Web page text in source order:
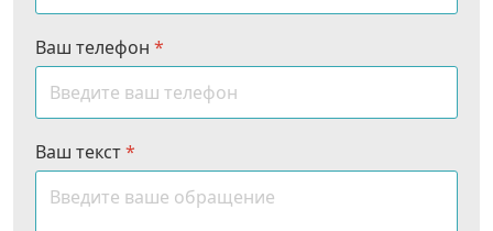
Ваш телефон *
Ваш текст*